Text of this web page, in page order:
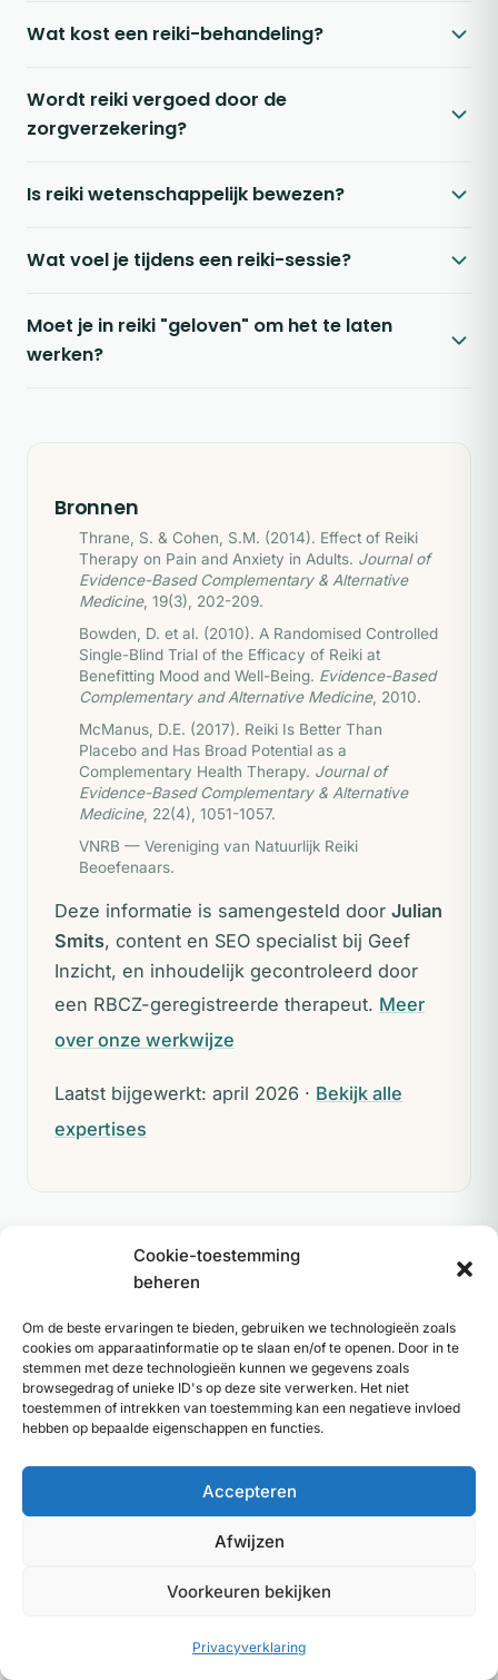
Cookie-toestemming
beheren
Om de beste ervaringen te bieden, gebruiken we technologieën zoals
cookies om apparaatinformatie op te slaan en/of te openen. Door in te
stemmen met deze technologieën kunnen we gegevens zoals
browsegedrag of unieke ID's op deze site verwerken. Het niet
toestemmen of intrekken van toestemming kan een negatieve invloed
hebben op bepaalde eigenschappen en functies.
Accepteren
Afwijzen
Voorkeuren bekijken
Privacyverklaring
Wat kost een reiki-behandeling?
Wordt reiki vergoed door de
zorgverzekering?
Is reiki wetenschappelijk bewezen?
Wat voel je tijdens een reiki-sessie?
Moet je in reiki "geloven" om het te laten
werken?
Bronnen
Thrane, S. & Cohen, S.M. (2014). Effect of Reiki
Therapy on Pain and Anxiety in Adults. Journal of
Evidence-Based Complementary & Alternative
Medicine, 19(3), 202-209.
Bowden, D. et al. (2010). A Randomised Controlled
Single-Blind Trial of the Efficacy of Reiki at
Benefitting Mood and Well-Being. Evidence-Based
Complementary and Alternative Medicine, 2010.
McManus, D.E. (2017). Reiki Is Better Than
Placebo and Has Broad Potential as a
Complementary Health Therapy. Journal of
Evidence-Based Complementary & Alternative
Medicine, 22(4), 1051-1057.
VNRB — Vereniging van Natuurlijk Reiki
Beoefenaars.
Deze informatie is samengesteld door Julian
Smits, content en SEO specialist bij Geef
Inzicht, en inhoudelijk gecontroleerd door
een RBCZ-geregistreerde therapeut. Meer
over onze werkwijze
Laatst bijgewerkt: april 2026 · Bekijk alle
expertises
Geschreven door
Content en SEO specialist bij Geef Inzicht
Laatst bijgewerkt: mei 2026
BijGeef Inzichthelpen we mensen de juiste therapeut,
coach of hulpverlener te vinden. Onze redactionele
inzichten van beroepsverenigingen en de dagelijkse
aanvullingen of correcties? Neem gerust